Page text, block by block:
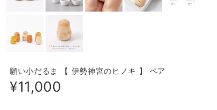
願い小だるま 【 伊勢神宮のヒノキ 】 ペア
¥11,000